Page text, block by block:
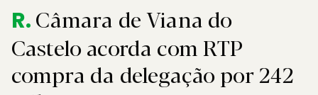
R.Câmara de Viana do
Castelo acorda com RTP
compra da delegação por 242